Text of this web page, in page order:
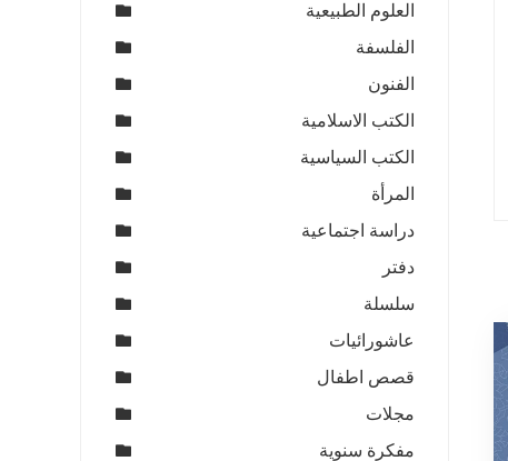
العلوم الطبيعية
الفلسفة
الفنون
الكتب الاسلامية
الكتب السياسية
المرأة
دراسة اجتماعية
دفتر
سلسلة
عاشورائيات
قصص اطفال
مجلات
مفكرة سنوية